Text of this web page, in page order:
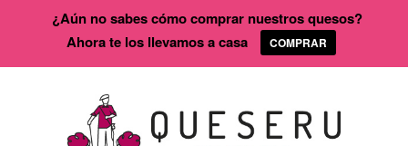
¿Aún no sabes cómo comprar nuestros quesos?
Ahora te los llevamos a casa
COMPRAR